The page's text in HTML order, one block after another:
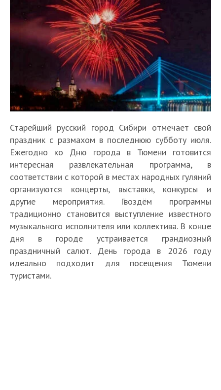
Старейший русский город Сибири отмечает свой
праздник с размахом в последнюю субботу июля.
Ежегодно ко Дню города в Тюмени готовится
интересная развлекательная программа, в
соответствии с которой в местах народных гуляний
организуются концерты, выставки, конкурсы и
другие мероприятия. Гвоздём программы
традиционно становится выступление известного
музыкального исполнителя или коллектива. В конце
дня в городе устраивается грандиозный
праздничный салют. День города в 2026 году
идеально подходит для посещения Тюмени
туристами.